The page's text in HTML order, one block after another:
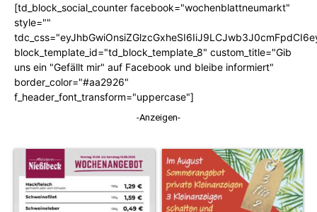
[td_block_social_counter facebook="wochenblattneumarkt"
style=""
block_template_id="td_block_template_8" custom_title="Gib
uns ein "Gefällt mir" auf Facebook und bleibe informiert"
border_color="#aa2926"
f_header_font_transform="uppercase"]
-Anzeigen-